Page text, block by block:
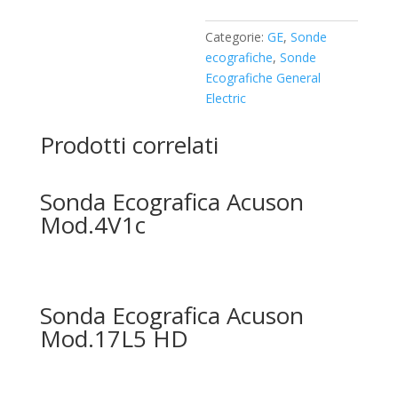
Categorie:GE,Sonde
ecografiche,Sonde
Ecografiche General
Electric
Prodotti correlati
Sonda Ecografica Acuson
Mod.4V1c
Sonda Ecografica Acuson
Mod.17L5 HD